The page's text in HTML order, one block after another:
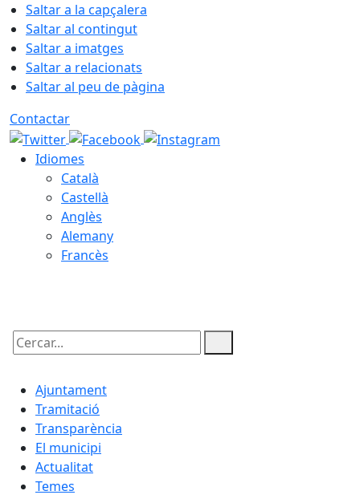
Saltar a la capçalera
Saltar al contingut
Saltar a imatges
Saltar a relacionats
Saltar al peu de pàgina
Contactar
Idiomes
Català
Castellà
Anglès
Alemany
Francès
Cercar:
Ajuntament
Tramitació
Transparència
El municipi
Actualitat
Temes